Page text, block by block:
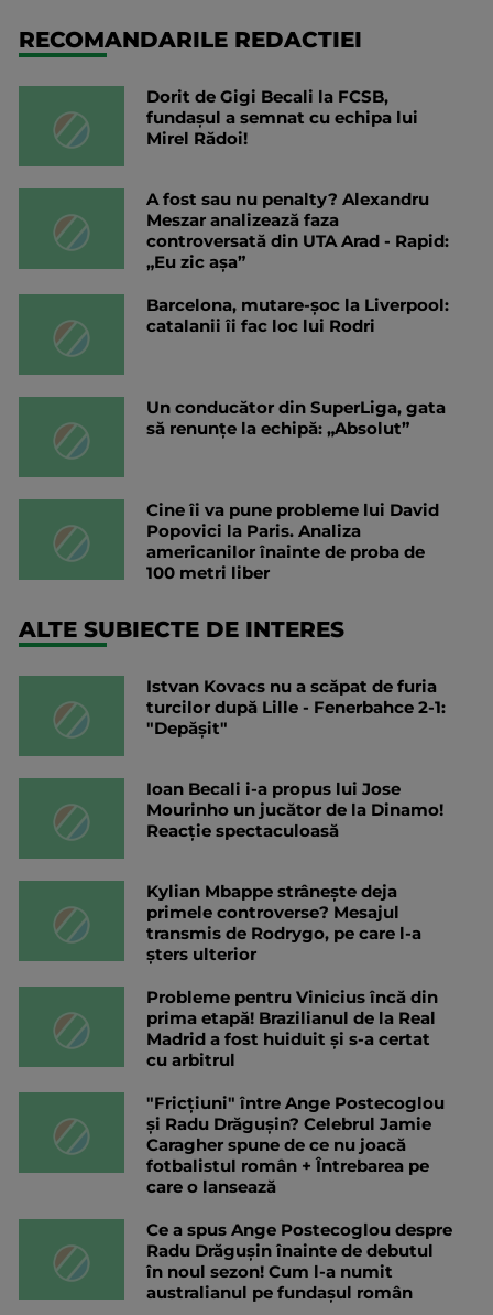
RECOMANDARILE REDACTIEI
Dorit de Gigi Becali la FCSB,
fundașul a semnat cu echipa lui
Mirel Rădoi!
A fost sau nu penalty? Alexandru
Meszar analizează faza
controversată din UTA Arad - Rapid:
„Eu zic așa”
Barcelona, mutare-șoc la Liverpool:
catalanii îi fac loc lui Rodri
Un conducător din SuperLiga, gata
să renunțe la echipă: „Absolut”
Cine îi va pune probleme lui David
Popovici la Paris. Analiza
americanilor înainte de proba de
100 metri liber
ALTE SUBIECTE DE INTERES
Istvan Kovacs nu a scăpat de furia
turcilor după Lille - Fenerbahce 2-1:
"Depășit"
Ioan Becali i-a propus lui Jose
Mourinho un jucător de la Dinamo!
Reacție spectaculoasă
Kylian Mbappe strânește deja
primele controverse? Mesajul
transmis de Rodrygo, pe care l-a
șters ulterior
Probleme pentru Vinicius încă din
prima etapă! Brazilianul de la Real
Madrid a fost huiduit și s-a certat
cu arbitrul
"Fricțiuni" între Ange Postecoglou
și Radu Drăgușin? Celebrul Jamie
Caragher spune de ce nu joacă
fotbalistul român + Întrebarea pe
care o lansează
Ce a spus Ange Postecoglou despre
Radu Drăgușin înainte de debutul
în noul sezon! Cum l-a numit
australianul pe fundașul român